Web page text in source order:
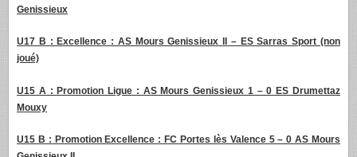
Genissieux
U17 B : Excellence : AS Mours Genissieux II – ES Sarras Sport (non
joué)
U15 A : Promotion Ligue : AS Mours Genissieux 1 – 0 ES Drumettaz
Mouxy
U15 B : Promotion Excellence : FC Portes lès Valence 5 – 0 AS Mours